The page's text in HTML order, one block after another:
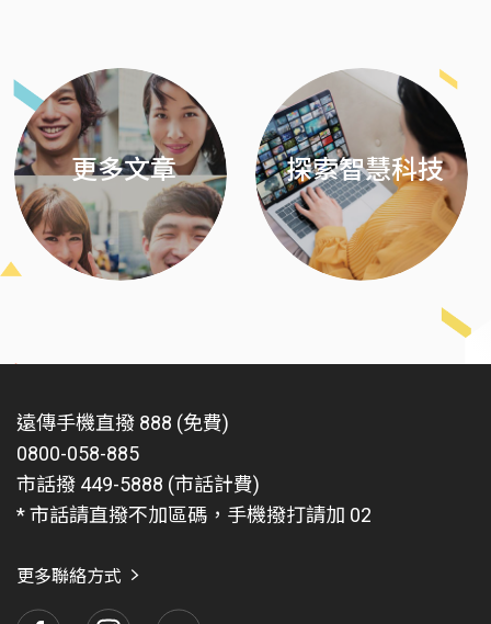
更多文章 探索智慧科技
遠傳手機直撥 888 (免費)
0800-058-885
市話撥 449-5888 (市話計費)
* 市話請直撥不加區碼，手機撥打請加 02
更多聯絡方式